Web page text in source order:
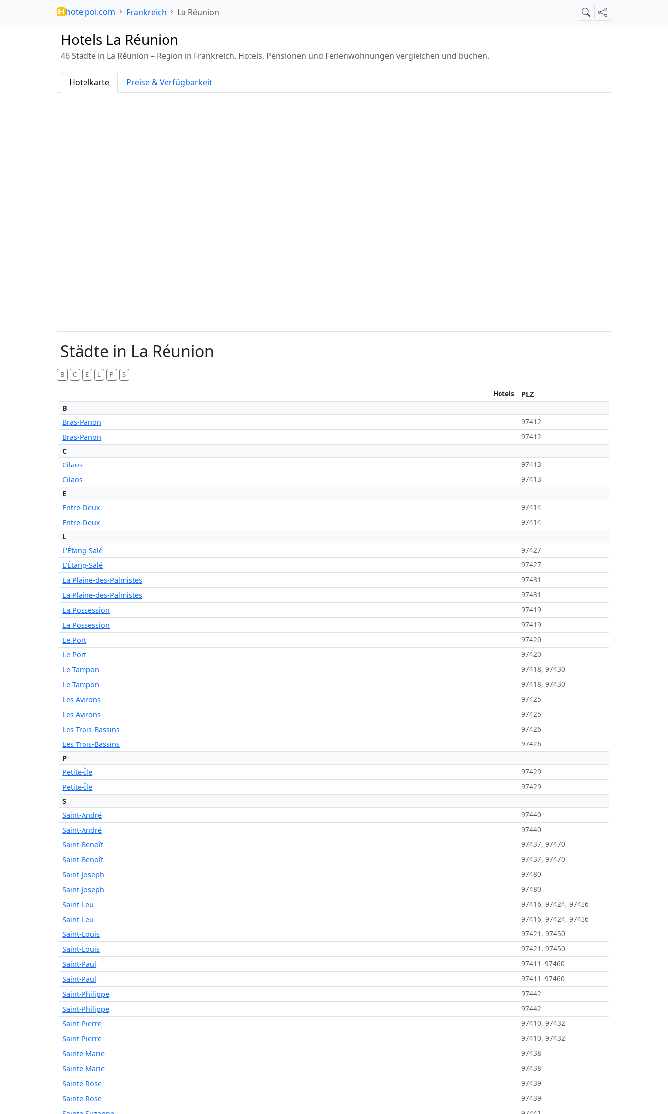
hotelpoi.com Frankreich La Réunion SucheTeilen
Hotels La Réunion
46 Städte in La Réunion – Region in Frankreich. Hotels, Pensionen und Ferienwohnungen vergleichen und buchen.
Hotelkarte Preise & Verfügbarkeit
Städte in La Réunion
B C E L P S
Hotels
PLZ
B
Bras-Panon
97412
Bras-Panon
97412
C
Cilaos
97413
Cilaos
97413
E
Entre-Deux
97414
Entre-Deux
97414
L
L'Étang-Salé
97427
L'Étang-Salé
97427
La Plaine-des-Palmistes
97431
La Plaine-des-Palmistes
97431
La Possession
97419
La Possession
97419
Le Port
97420
Le Port
97420
Le Tampon
97418, 97430
Le Tampon
97418, 97430
Les Avirons
97425
Les Avirons
97425
Les Trois-Bassins
97426
Les Trois-Bassins
97426
P
Petite-Île
97429
Petite-Île
97429
S
Saint-André
97440
Saint-André
97440
Saint-Benoît
97437, 97470
Saint-Benoît
97437, 97470
Saint-Joseph
97480
Saint-Joseph
97480
Saint-Leu
97416, 97424, 97436
Saint-Leu
97416, 97424, 97436
Saint-Louis
97421, 97450
Saint-Louis
97421, 97450
Saint-Paul
97411–97460
Saint-Paul
97411–97460
Saint-Philippe
97442
Saint-Philippe
97442
Saint-Pierre
97410, 97432
Saint-Pierre
97410, 97432
Sainte-Marie
97438
Sainte-Marie
97438
Sainte-Rose
97439
Sainte-Rose
97439